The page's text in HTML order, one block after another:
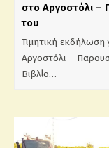
στο Αργοστόλι –
του
Τιμητική
Αργοστόλι –
Βιβλίο…